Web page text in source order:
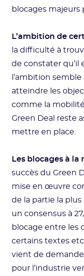
blocages majeurs
L’ambition de
la difficulté à
de constater qu’il
l’ambition
atteindre les
comme la
Green Deal reste
mettre en place.
Les blocages à la
succès du Green
mise en œuvre
de la partie la
un consensus à
blocage entre les
certains textes
vient de
pour l’industrie